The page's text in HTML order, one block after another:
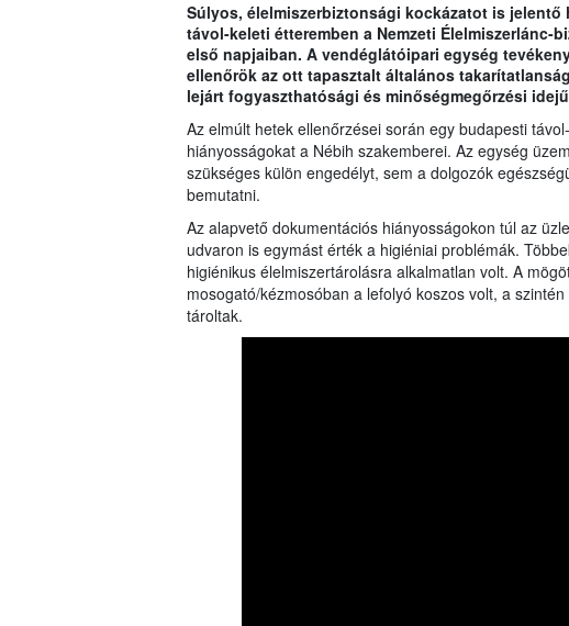
Súlyos, élelmiszerbiztonsági kockázatot is
távol-keleti étteremben a Nemzeti Élelmiszerlánc-
első napjaiban. A vendéglátóipari egység
ellenőrök az ott tapasztalt általános
lejárt fogyaszthatósági és minőségmegőrzési
Az elmúlt hetek ellenőrzései során egy budapesti
hiányosságokat a Nébih szakemberei. Az egység
szükséges külön engedélyt, sem a dolgozók
bemutatni.
Az alapvető dokumentációs hiányosságokon túl az
udvaron is egymást érték a higiéniai problémák.
higiénikus élelmiszertárolásra alkalmatlan volt. A
mosogató/kézmosóban a lefolyó koszos volt, a
tároltak.